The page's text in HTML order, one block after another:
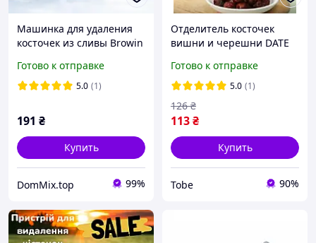
Машинка для удаления
косточек из сливы Browin
присоской и ёмкостью
Готово к отправке
5.0 (1)
191 ₴
Купить
DomMix.top 99%
Отделитель косточек
вишни и черешни DATE
ручной компактный
Лучшая цена
Готово к отправке
5.0 (1)
113₴
126 ₴
Купить
Tobe 90%